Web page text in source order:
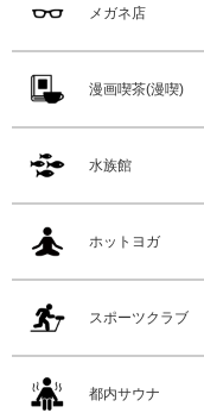
メガネ店
漫画喫茶(漫喫)
水族館
ホットヨガ
スポーツクラブ
都内サウナ